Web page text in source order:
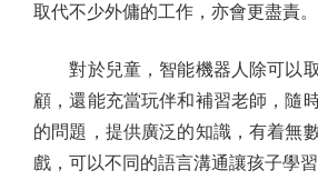
取代不少外傭的工作，亦會更盡責。
對於兒童，智能機器人除可以取
顧，還能充當玩伴和補習老師，隨
的問題，提供廣泛的知識，有着無
戲，可以不同的語言溝通讓孩子學習